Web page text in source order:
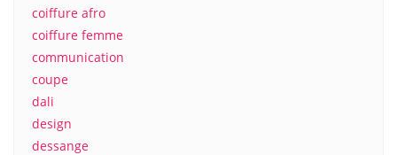
coiffure afro
coiffure femme
communication
coupe
dali
design
dessange